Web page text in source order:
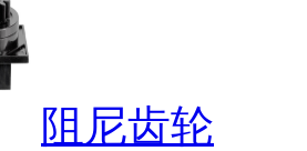
阻尼齿轮